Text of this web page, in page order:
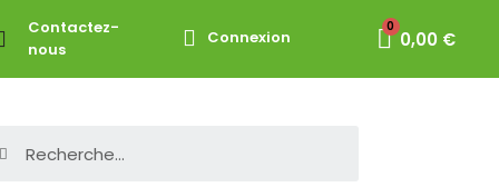
Contactez-
nous
Connexion 0,00 €